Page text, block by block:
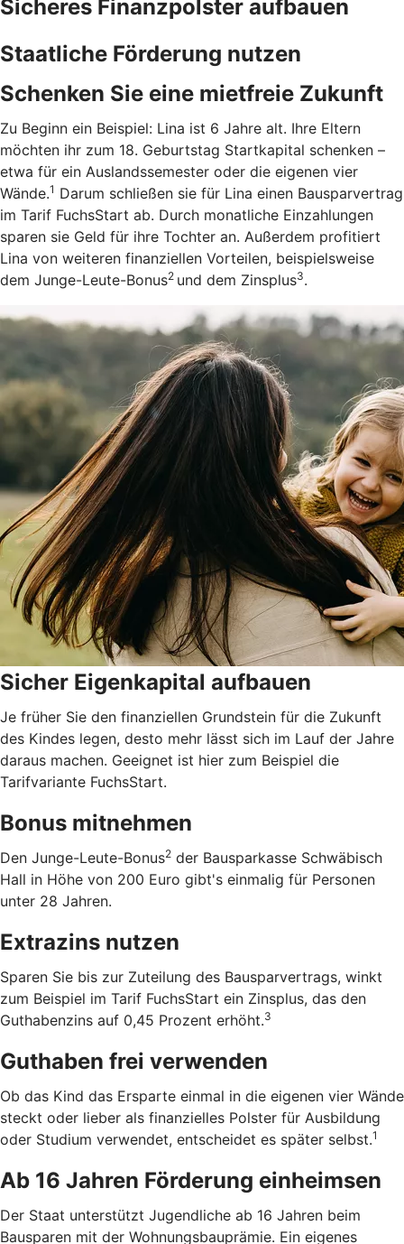
Sicheres Finanzpolster aufbauen
Staatliche Förderung nutzen
Schenken Sie eine mietfreie Zukunft
Zu Beginn ein Beispiel: Lina ist 6 Jahre alt. Ihre Eltern
möchten ihr zum 18. Geburtstag Startkapital schenken –
etwa für ein Auslandssemester oder die eigenen vier
Wände.1 Darum schließen sie für Lina einen Bausparvertrag
im Tarif FuchsStart ab. Durch monatliche Einzahlungen
sparen sie Geld für ihre Tochter an. Außerdem profitiert
Lina von weiteren finanziellen Vorteilen, beispielsweise
dem Junge-Leute-Bonus2 und dem Zinsplus3.
Sicher Eigenkapital aufbauen
Je früher Sie den finanziellen Grundstein für die Zukunft
des Kindes legen, desto mehr lässt sich im Lauf der Jahre
daraus machen. Geeignet ist hier zum Beispiel die
Tarifvariante FuchsStart.
Bonus mitnehmen
Den Junge-Leute-Bonus2 der Bausparkasse Schwäbisch
Hall in Höhe von 200 Euro gibt's einmalig für Personen
unter 28 Jahren.
Extrazins nutzen
Sparen Sie bis zur Zuteilung des Bausparvertrags, winkt
zum Beispiel im Tarif FuchsStart ein Zinsplus, das den
Guthabenzins auf 0,45 Prozent erhöht.3
Guthaben frei verwenden
Ob das Kind das Ersparte einmal in die eigenen vier Wände
steckt oder lieber als finanzielles Polster für Ausbildung
oder Studium verwendet, entscheidet es später selbst.1
Ab 16 Jahren Förderung einheimsen
Der Staat unterstützt Jugendliche ab 16 Jahren beim
Bausparen mit der Wohnungsbauprämie. Ein eigenes